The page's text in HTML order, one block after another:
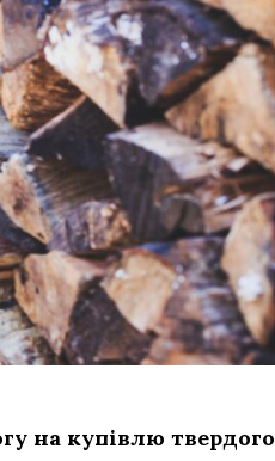
на купівлю твердого